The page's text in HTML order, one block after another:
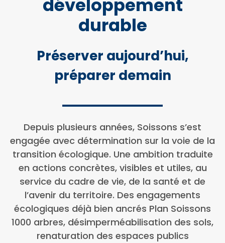
développement
durable
Préserver aujourd’hui,
préparer demain
Depuis plusieurs années, Soissons s’est
engagée avec détermination sur la voie de la
transition écologique. Une ambition traduite
en actions concrètes, visibles et utiles, au
service du cadre de vie, de la santé et de
l’avenir du territoire. Des engagements
écologiques déjà bien ancrés Plan Soissons
1000 arbres, désimperméabilisation des sols,
renaturation des espaces publics